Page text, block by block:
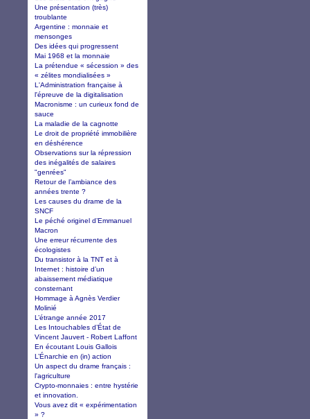
Une présentation (très)
troublante
Argentine : monnaie et
mensonges
Des idées qui progressent
Mai 1968 et la monnaie
La prétendue « sécession » des
« zélites mondialisées »
L'Administration française à
l'épreuve de la digitalisation
Macronisme : un curieux fond de
sauce
La maladie de la cagnotte
Le droit de propriété immobilière
en déshérence
Observations sur la répression
des inégalités de salaires
"genrées"
Retour de l’ambiance des
années trente ?
Les causes du drame de la
SNCF
Le péché originel d’Emmanuel
Macron
Une erreur récurrente des
écologistes
Du transistor à la TNT et à
Internet : histoire d’un
abaissement médiatique
consternant
Hommage à Agnès Verdier
Molinié
L’étrange année 2017
Les Intouchables d’État de
Vincent Jauvert - Robert Laffont
En écoutant Louis Gallois
L’Énarchie en (in) action
Un aspect du drame français :
l'agriculture
Crypto-monnaies : entre hystérie
et innovation.
Vous avez dit « expérimentation
» ?